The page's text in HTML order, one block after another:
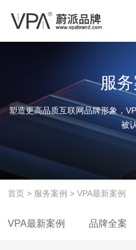
服务
塑造更高品质互联网品牌形象，
被
首页 > 服务案例 >VPA最新案例
VPA最新案例 品牌全案